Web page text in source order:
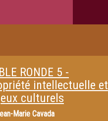
RONDE 5 -
intellectuelle et
culturels
Marie Cavada